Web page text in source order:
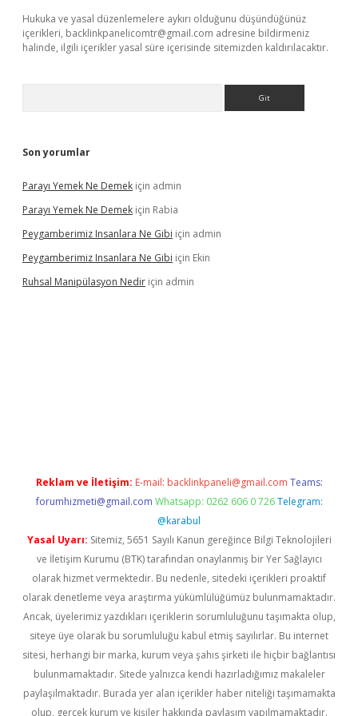
Hukuka ve yasal düzenlemelere aykırı olduğunu düşündüğünüz
içerikleri, backlinkpanelicomtr@gmail.com adresine bildirmeniz
halinde, ilgili içerikler yasal süre içerisinde sitemizden kaldırılacaktır.
Son yorumlar
Parayı Yemek Ne Demek için admin
Parayı Yemek Ne Demek için Rabia
Peygamberimiz Insanlara Ne Gibi için admin
Peygamberimiz Insanlara Ne Gibi için Ekin
Ruhsal Manipülasyon Nedir için admin
Reklam ve İletişim: E-mail: backlinkpaneli@gmail.com Teams:
forumhizmeti@gmail.com Whatsapp: 0262 606 0 726 Telegram:
@karabul
Yasal Uyarı: Sitemiz, 5651 Sayılı Kanun gereğince Bilgi Teknolojileri
ve İletişim Kurumu (BTK) tarafından onaylanmış bir Yer Sağlayıcı
olarak hizmet vermektedir. Bu nedenle, sitedeki içerikleri proaktif
olarak denetleme veya araştırma yükümlülüğümüz bulunmamaktadır.
Ancak, üyelerimiz yazdıkları içeriklerin sorumluluğunu taşımakta olup,
siteye üye olarak bu sorumluluğu kabul etmiş sayılırlar. Bu internet
sitesi, herhangi bir marka, kurum veya şahıs şirketi ile hiçbir bağlantısı
bulunmamaktadır. Sitede yalnızca kendi hazırladığımız makaleler
paylaşılmaktadır. Burada yer alan içerikler haber niteliği taşımamakta
olup, gerçek kurum ve kişiler hakkında paylaşım yapılmamaktadır.